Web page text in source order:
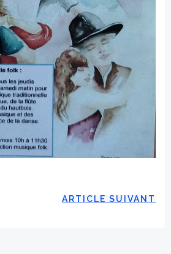
ARTICLE SUIVANT